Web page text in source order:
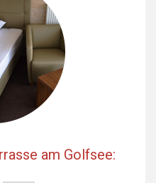
am Golfsee: